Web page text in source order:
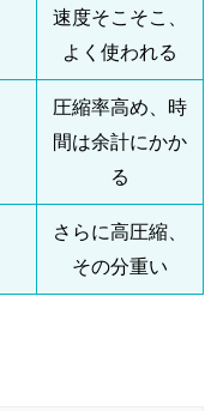
速度そこそこ、
よく使われる
圧縮率高め、時
間は余計にかか
る
さらに高圧縮、
その分重い